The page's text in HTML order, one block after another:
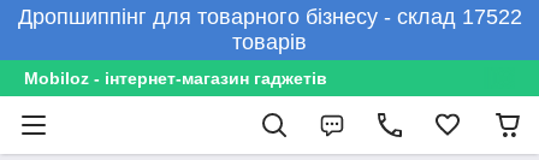
Дропшиппінг для товарного бізнесу - склад 17522
товарів
Mobiloz - інтернет-магазин гаджетів